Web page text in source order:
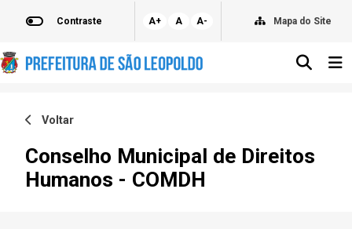
Contraste A+ A A- Mapa do Site
Voltar
Conselho Municipal de Direitos
Humanos - COMDH